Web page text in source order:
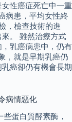
性癌症死亡中一重
病患，平均女性終
，檢查技術的進
。 雖然治療方式
乳癌病患中，仍有
，就是早期乳癌仍
癌卻仍有機會長期
病情惡化
蛋白質酵素酶，